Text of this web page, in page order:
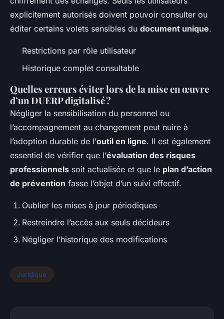
explicitement autorisés doivent pouvoir consulter ou
éditer certains volets sensibles du document unique.
Restrictions par rôle utilisateur
Historique complet consultable
Quelles erreurs éviter lors de la mise en œuvre
d’un DUERP digitalisé ?
Négliger la sensibilisation du personnel ou
l’accompagnement au changement peut nuire à
l’adoption durable de l’outil en ligne. Il est également
essentiel de vérifier que l’évaluation des risques
professionnels soit actualisée et que le plan d’action
de prévention fasse l’objet d’un suivi effectif.
Oublier les mises à jour périodiques
Restreindre l’accès aux seuls décideurs
Négliger l’historique des modifications
Juridique